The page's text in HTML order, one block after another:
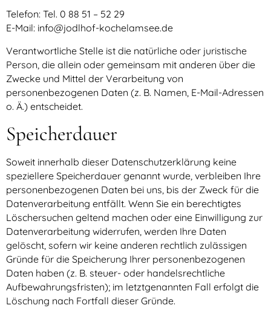
Telefon: Tel. 0 88 51 – 52 29
E-Mail: info@jodlhof-kochelamsee.de
Verantwortliche Stelle ist die natürliche oder juristische
Person, die allein oder gemeinsam mit anderen über die
Zwecke und Mittel der Verarbeitung von
personenbezogenen Daten (z. B. Namen, E-Mail-Adressen
o. Ä.) entscheidet.
Speicherdauer
Soweit innerhalb dieser Datenschutzerklärung keine
speziellere Speicherdauer genannt wurde, verbleiben Ihre
personenbezogenen Daten bei uns, bis der Zweck für die
Datenverarbeitung entfällt. Wenn Sie ein berechtigtes
Löschersuchen geltend machen oder eine Einwilligung zur
Datenverarbeitung widerrufen, werden Ihre Daten
gelöscht, sofern wir keine anderen rechtlich zulässigen
Gründe für die Speicherung Ihrer personenbezogenen
Daten haben (z. B. steuer- oder handelsrechtliche
Aufbewahrungsfristen); im letztgenannten Fall erfolgt die
Löschung nach Fortfall dieser Gründe.